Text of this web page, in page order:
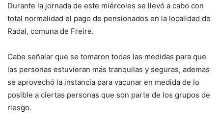
Durante la jornada de este miércoles se llevó a cabo con
total normalidad el pago de pensionados en la localidad de
Radal, comuna de Freire.
Cabe señalar que se tomaron todas las medidas para que
las personas estuvieran más tranquilas y seguras, ademas
se aprovechó la instancia para vacunar en medida de lo
posible a ciertas personas que son parte de los grupos de
riesgo.